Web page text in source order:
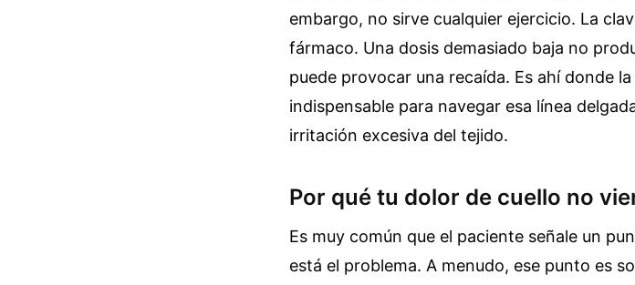
embargo, no sirve cualquier ejercicio. La
fármaco. Una dosis demasiado baja no
puede provocar una recaída. Es ahí donde
indispensable para navegar esa línea
irritación excesiva del tejido.
Por qué tu dolor de cuello no
Es muy común que el paciente señale un
está el problema. A menudo, ese punto es